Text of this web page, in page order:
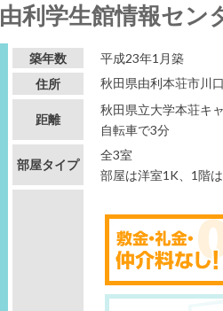
由利学生館情報セン
築年数
平成23年1月築
住所
秋田県由利本荘市川
距離
秋田県立大学本荘キ
自転車で3分
部屋タイプ
全3室
部屋は洋室1K、1階